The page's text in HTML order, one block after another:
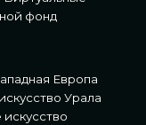
фонд
Европа
Урала